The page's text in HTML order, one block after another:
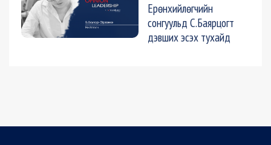
Ерөнхийлөгчийн
сонгуульд С.Баярцогт
дэвших эсэх тухайд